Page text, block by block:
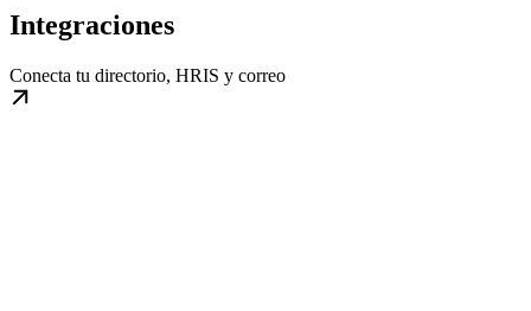
Integraciones
Conecta tu directorio, HRIS y correo